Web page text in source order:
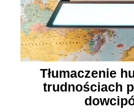
Tłumaczenie
trudnościach